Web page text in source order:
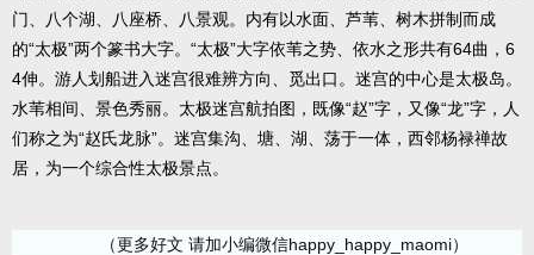
门、八个湖、八座桥、八景观。内有以水面、芦苇、树木拼制而成
的“太极”两个篆书大字。“太极”大字依苇之势、依水之形共有64曲，6
4伸。游人划船进入迷宫很难辨方向、觅出口。迷宫的中心是太极岛。
水苇相间、景色秀丽。太极迷宫航拍图，既像“赵”字，又像“龙”字，人
们称之为“赵氏龙脉”。迷宫集沟、塘、湖、荡于一体，西邻杨禄禅故
居，为一个综合性太极景点。
（更多好文 请加小编微信happy_happy_maomi）